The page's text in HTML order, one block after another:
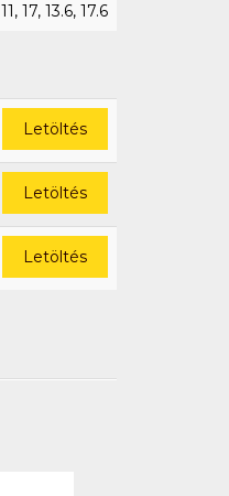
11, 17, 13.6, 17.6
Letöltés
Letöltés
Letöltés